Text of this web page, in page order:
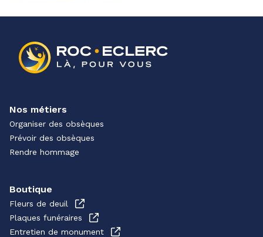
Nos métiers
Organiser des obsèques
Prévoir des obsèques
Rendre hommage
Boutique
Fleurs de deuil
Plaques funéraires
Entretien de monument